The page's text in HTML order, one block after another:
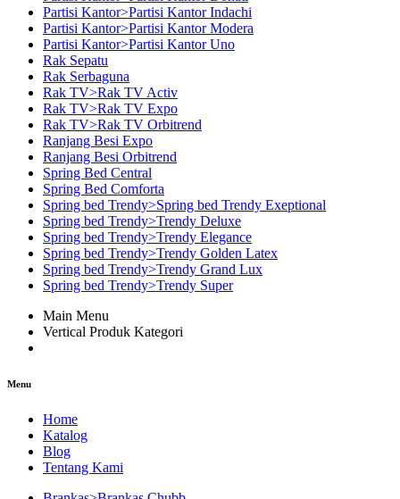
Partisi Kantor>Partisi Kantor Indachi
Partisi Kantor>Partisi Kantor Modera
Partisi Kantor>Partisi Kantor Uno
Rak Sepatu
Rak Serbaguna
Rak TV>Rak TV Activ
Rak TV>Rak TV Expo
Rak TV>Rak TV Orbitrend
Ranjang Besi Expo
Ranjang Besi Orbitrend
Spring Bed Central
Spring Bed Comforta
Spring bed Trendy>Spring bed Trendy Exeptional
Spring bed Trendy>Trendy Deluxe
Spring bed Trendy>Trendy Elegance
Spring bed Trendy>Trendy Golden Latex
Spring bed Trendy>Trendy Grand Lux
Spring bed Trendy>Trendy Super
Main Menu
Vertical Produk Kategori
Menu
Home
Katalog
Blog
Tentang Kami